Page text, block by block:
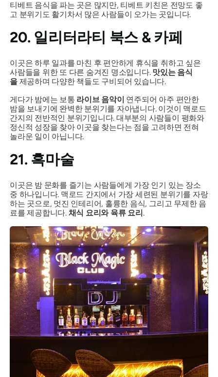
티베트 음식을 파는 곳은 많지만, 티베트 키친은 전망도 좋
고 분위기도 활기차서 많은 사람들이 오가는 곳입니다.
20. 일리터라티 북스 & 카페
이곳은 하루 일과를 마친 후 편안하게 휴식을 취하고 싶은
사람들을 위한 또 다른 숨겨진 명소입니다. 맛있는 음식
을제공하며 다양한 책들도 구비되어 있습니다.
게다가 밤에는 보통 라이브 음악이 연주되어 아주 편안한
밤을 보내기에 완벽한 분위기를 자아냅니다. 이것이 맥로드
간지의 전반적인 분위기입니다. 대부분의 사람들이 평화와
정신적 성장을 찾아 이곳을 찾는다는 점을 고려하면 전혀
놀라운 일이 아닙니다.
21. 흑마술
이곳은 밤 문화를 즐기는 사람들에게 가장 인기 있는 장소
중 하나입니다. 맥로드 간지에서 가장 세련된 분위기를 자랑
하는 곳으로, 멋진 인테리어, 훌륭한 음식, 그리고 무제한 음
료를 제공합니다. 채식 요리와 육류 요리 .